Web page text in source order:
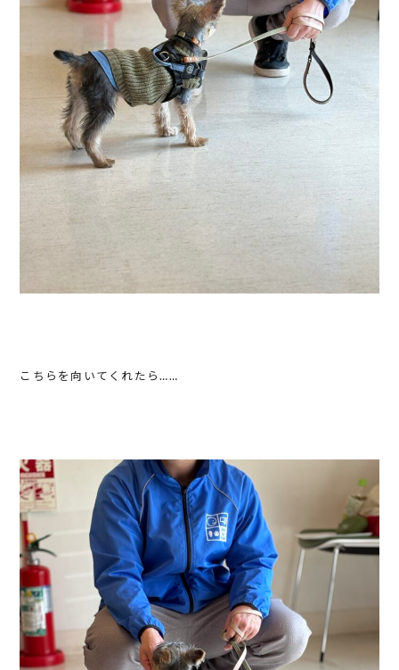
こちらを向いてくれたら……